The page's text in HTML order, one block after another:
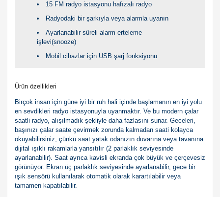
15 FM radyo istasyonu hafızalı radyo
Radyodaki bir şarkıyla veya alarmla uyanın
Ayarlanabilir süreli alarm erteleme
işlevi(snooze)
Mobil cihazlar için USB şarj fonksiyonu
Ürün özellikleri
Birçok insan için güne iyi bir ruh hali içinde başlamanın en iyi yolu
en sevdikleri radyo istasyonuyla uyanmaktır. Ve bu modern çalar
saatli radyo, alışılmadık şekliyle daha fazlasını sunar. Geceleri,
başınızı çalar saate çevirmek zorunda kalmadan saati kolayca
okuyabilirsiniz, çünkü saat yatak odanızın duvarına veya tavanına
dijital ışıklı rakamlarla yansıtılır (2 parlaklık seviyesinde
ayarlanabilir). Saat ayrıca kavisli ekranda çok büyük ve çerçevesiz
görünüyor. Ekran üç parlaklık seviyesinde ayarlanabilir, gece bir
ışık sensörü kullanılarak otomatik olarak karartılabilir veya
tamamen kapatılabilir.